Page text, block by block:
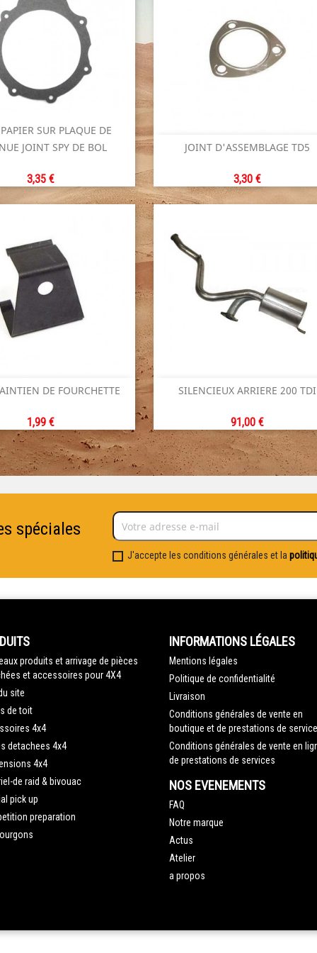
SUR PLAQUE DE
JOINT SPY DE BOL
Prix
3,35 €
Aperçu rapide JOINT D'ASSEMBLAGE TD5
Prix
3,30 €
Aperçu rapide
DE FOURCHETTE
Prix
1,99 €
Aperçu rapide SILENCIEUX ARRIERE 200 TDI
Prix
91,00 €
Aperçu rapide
spéciales
J'accepte les conditions générales et la
produits et arrivage de pièces
et accessoires pour 4X4
site
de toit
4x4
detachees 4x4
4x4
de raid & bivouac
pick up
preparation
INFORMATIONS LÉGALES
Mentions légales
Politique de confidentialité
Livraison
Conditions générales de vente en
boutique et de prestations de
Conditions générales de vente en
de prestations de services
NOS EVENEMENTS
FAQ
Notre marque
Actus
Atelier
a propos